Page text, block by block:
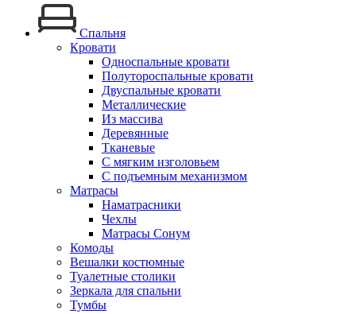
Спальня
Кровати
Односпальные кровати
Полутороспальные кровати
Двуспальные кровати
Металлические
Из массива
Деревянные
Тканевые
С мягким изголовьем
С подъемным механизмом
Матрасы
Наматрасники
Чехлы
Матрасы Сонум
Комоды
Вешалки костюмные
Туалетные столики
Зеркала для спальни
Тумбы